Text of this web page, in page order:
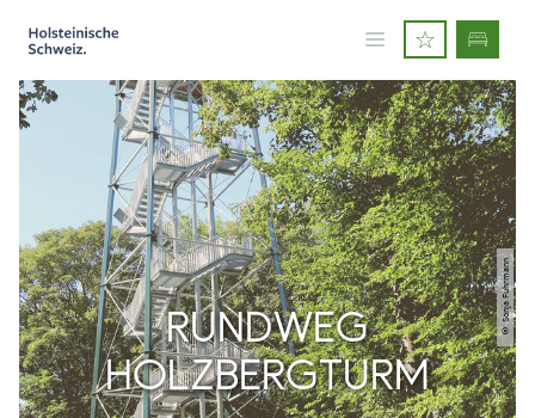
© Sonja Fuhrmann
RUNDWEG
HOLZBERGTURM